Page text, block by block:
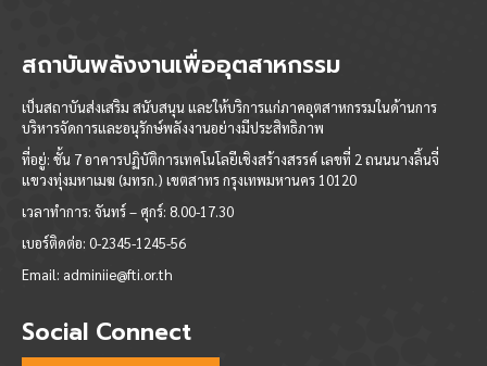
สถาบันพลังงานเพื่ออุตสาหกรรม
เป็นสถาบันส่งเสริม สนับสนุน และให้บริการแก่ภาคอุตสาหกรรมในด้านการ
บริหารจัดการและอนุรักษ์พลังงานอย่างมีประสิทธิภาพ
ที่อยู่: ชั้น 7 อาคารปฏิบัติการเทคโนโลยีเชิงสร้างสรรค์ เลขที่ 2 ถนนนางลิ้นจี่
แขวงทุ่งมหาเมฆ (มทรก.) เขตสาทร กรุงเทพมหานคร 10120
เวลาทำการ: จันทร์ – ศุกร์: 8.00-17.30
เบอร์ติดต่อ: 0-2345-1245-56
Email: adminiie@fti.or.th
Social Connect